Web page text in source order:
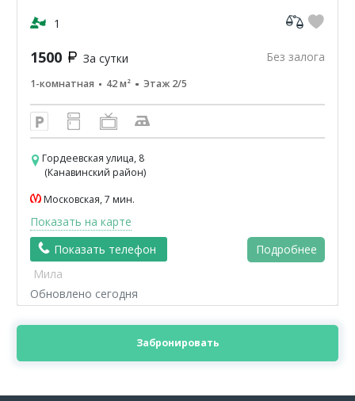
кв-42м2.ЦУМ,Шайба,Аптеки,банкомат-Сбербанк
ВТБ,Пятерочка.Чи...
1
1500 За сутки Без залога
1-комнатная 42 м² Этаж 2/5
Гордеевская улица, 8
(Канавинский район)
Московская, 7 мин.
Показать на карте
Показать телефон
Подробнее
Мила
Обновлено сегодня
Забронировать